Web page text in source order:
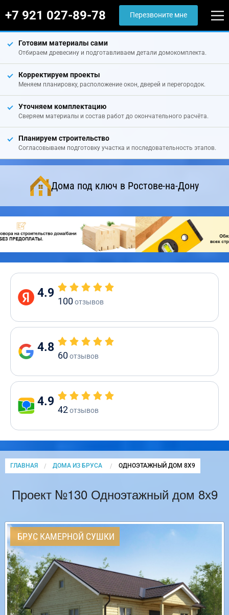
+7 921 027-89-78 Перезвоните мне
Готовим материалы сами
Отбираем древесину и подготавливаем детали домокомплекта.
Корректируем проекты
Меняем планировку, расположение окон, дверей и перегородок.
Уточняем комплектацию
Сверяем материалы и состав работ до окончательного расчёта.
Планируем строительство
Согласовываем подготовку участка и последовательность этапов.
Дома под ключ в Ростове-на-Дону
4.9
100отзывов
4.8
60отзывов
4.9
42отзывов
ГЛАВНАЯ ДОМА ИЗ БРУСА CURRENT:
ОДНОЭТАЖНЫЙ ДОМ 8Х9
Проект №130 Одноэтажный дом 8х9
БРУС КАМЕРНОЙ СУШКИ